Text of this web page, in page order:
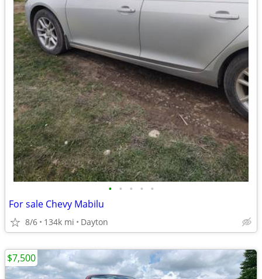
• • • • •
For sale Chevy Mabilu
8/6 134k mi Dayton
$7,500